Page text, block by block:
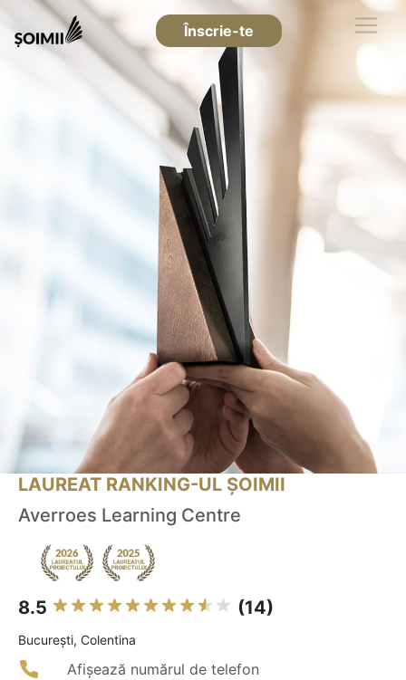
Înscrie-te
LAUREAT RANKING-UL ȘOIMII
Averroes Learning Centre
8.5 (14)
Bucureşti, Colentina
Afișează numărul de telefon